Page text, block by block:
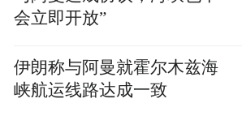
游客解锁“音乐+旅行”的全新
跟着节拍“唱”游赣鄱山水
随着“5·19中国旅游日”江西
会立即开放”
伊朗称与阿曼就霍尔木兹海
峡航运线路达成一致